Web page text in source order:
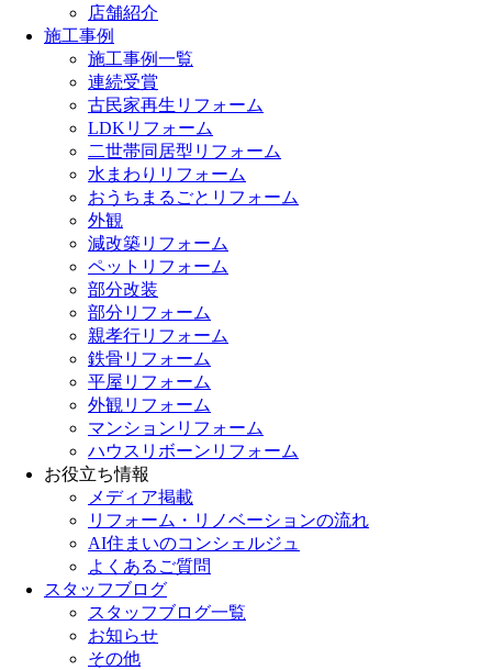
店舗紹介
施工事例
施工事例一覧
連続受賞
古民家再生リフォーム
LDKリフォーム
二世帯同居型リフォーム
水まわりリフォーム
おうちまるごとリフォーム
外観
減改築リフォーム
ペットリフォーム
部分改装
部分リフォーム
親孝行リフォーム
鉄骨リフォーム
平屋リフォーム
外観リフォーム
マンションリフォーム
ハウスリボーンリフォーム
お役立ち情報
メディア掲載
リフォーム・リノベーションの流れ
AI住まいのコンシェルジュ
よくあるご質問
スタッフブログ
スタッフブログ一覧
お知らせ
その他